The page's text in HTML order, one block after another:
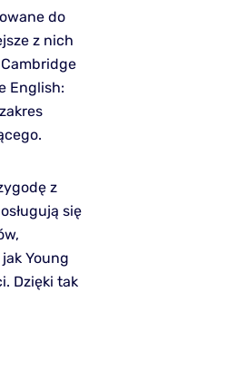
do
z nich
English:
z
się
Young
Dzięki tak